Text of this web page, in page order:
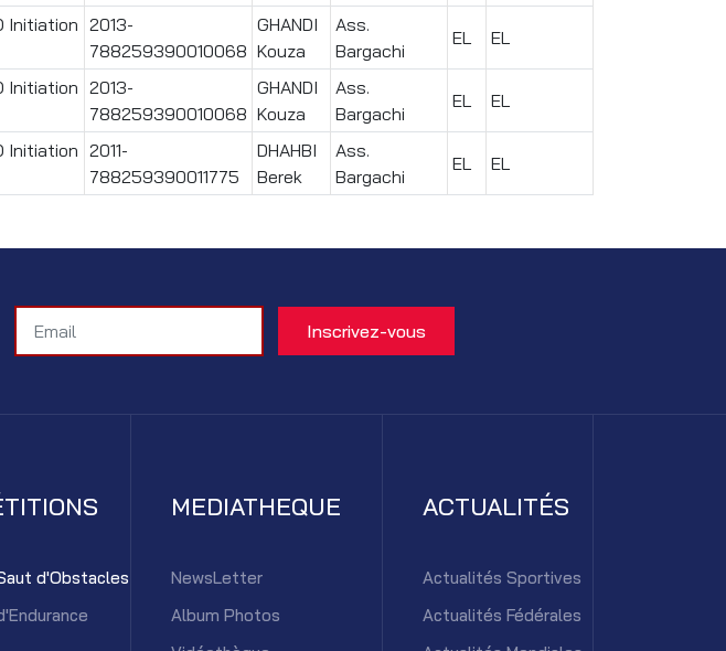
Initiation 2013-
788259390010068
GHANDI
Kouza
Ass.
Bargachi
EL EL
Initiation 2013-
788259390010068
GHANDI
Kouza
Ass.
Bargachi
EL EL
Initiation 2011-
788259390011775
DHAHBI
Berek
Ass.
Bargachi
EL EL
d'Obstacles
MEDIATHEQUE
NewsLetter
Album Photos
ACTUALITÉS
Actualités Sportives
Actualités Fédérales